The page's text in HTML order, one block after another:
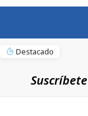
Destacado